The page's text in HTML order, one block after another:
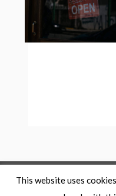
This website uses